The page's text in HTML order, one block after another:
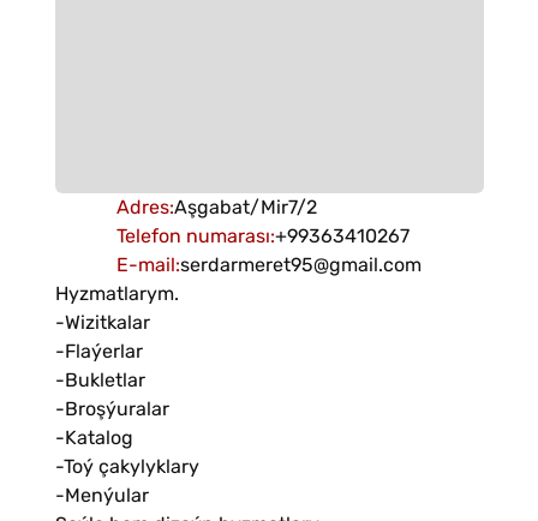
Adres:Aşgabat/Mir7/2
Telefon numarası:+99363410267
E-mail:serdarmeret95@gmail.com
Hyzmatlarym.
-Wizitkalar
-Flaýerlar
-Bukletlar
-Broşýuralar
-Katalog
-Toý çakylyklary
-Menýular